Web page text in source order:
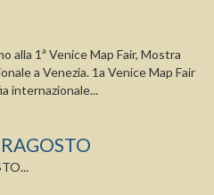
alla 1ª Venice Map Fair, Mostra
a Venezia. 1a Venice Map Fair
internazionale...